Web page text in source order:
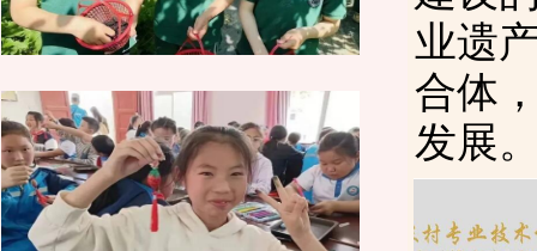
业遗
合体
发展